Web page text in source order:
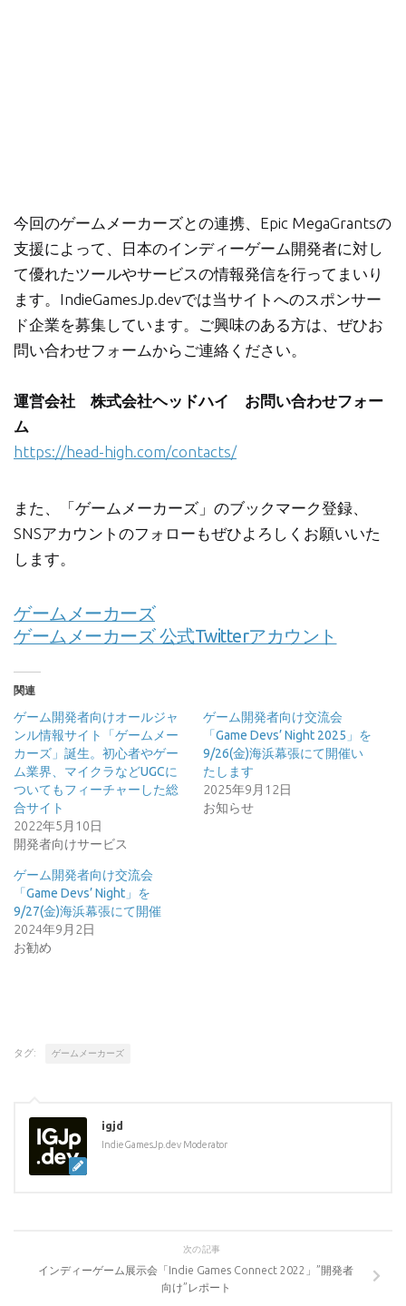
今回のゲームメーカーズとの連携、Epic MegaGrantsの
支援によって、日本のインディーゲーム開発者に対し
て優れたツールやサービスの情報発信を行ってまいり
ます。IndieGamesJp.devでは当サイトへのスポンサー
ド企業を募集しています。ご興味のある方は、ぜひお
問い合わせフォームからご連絡ください。
運営会社 株式会社ヘッドハイ お問い合わせフォー
ム
https://head-high.com/contacts/
また、「ゲームメーカーズ」のブックマーク登録、
SNSアカウントのフォローもぜひよろしくお願いいた
します。
ゲームメーカーズ
ゲームメーカーズ 公式Twitterアカウント
関連
ゲーム開発者向けオールジャ
ンル情報サイト「ゲームメー
カーズ」誕生。初心者やゲー
ム業界、マイクラなどUGCに
ついてもフィーチャーした総
合サイト
2022年5月10日
開発者向けサービス
ゲーム開発者向け交流会
「Game Devs’ Night 2025」を
9/26(金)海浜幕張にて開催い
たします
2025年9月12日
お知らせ
ゲーム開発者向け交流会
「Game Devs’ Night」を
9/27(金)海浜幕張にて開催
2024年9月2日
お勧め
タグ: ゲームメーカーズ
igjd
IndieGamesJp.dev Moderator
次の記事
インディーゲーム展示会「Indie Games Connect 2022」”開発者
向け”レポート